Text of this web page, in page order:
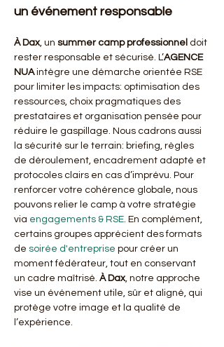
un événement responsable
À Dax, un summer camp professionnel doit
rester responsable et sécurisé. L’AGENCE
NUA intègre une démarche orientée RSE
pour limiter les impacts: optimisation des
ressources, choix pragmatiques des
prestataires et organisation pensée pour
réduire le gaspillage. Nous cadrons aussi
la sécurité sur le terrain: briefing, règles
de déroulement, encadrement adapté et
protocoles clairs en cas d’imprévu. Pour
renforcer votre cohérence globale, nous
pouvons relier le camp à votre stratégie
via engagements & RSE. En complément,
certains groupes apprécient des formats
de soirée d'entreprise pour créer un
moment fédérateur, tout en conservant
un cadre maîtrisé. À Dax, notre approche
vise un événement utile, sûr et aligné, qui
protège votre image et la qualité de
l’expérience.